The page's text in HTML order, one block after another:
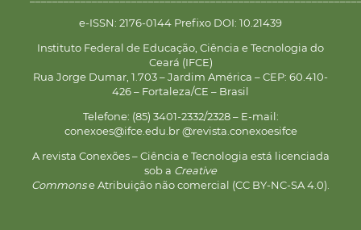
e-ISSN: 2176-0144 Prefixo DOI: 10.21439
Instituto Federal de Educação, Ciência e Tecnologia do
Ceará (IFCE)
Rua Jorge Dumar, 1.703 – Jardim América – CEP: 60.410-
426 – Fortaleza/CE – Brasil
Telefone: (85) 3401-2332/2328 – E-mail:
conexoes@ifce.edu.br @revista.conexoesifce
A revista Conexões – Ciência e Tecnologia está licenciada
sob a Creative
Commonse Atribuição não comercial (CC BY-NC-SA 4.0).